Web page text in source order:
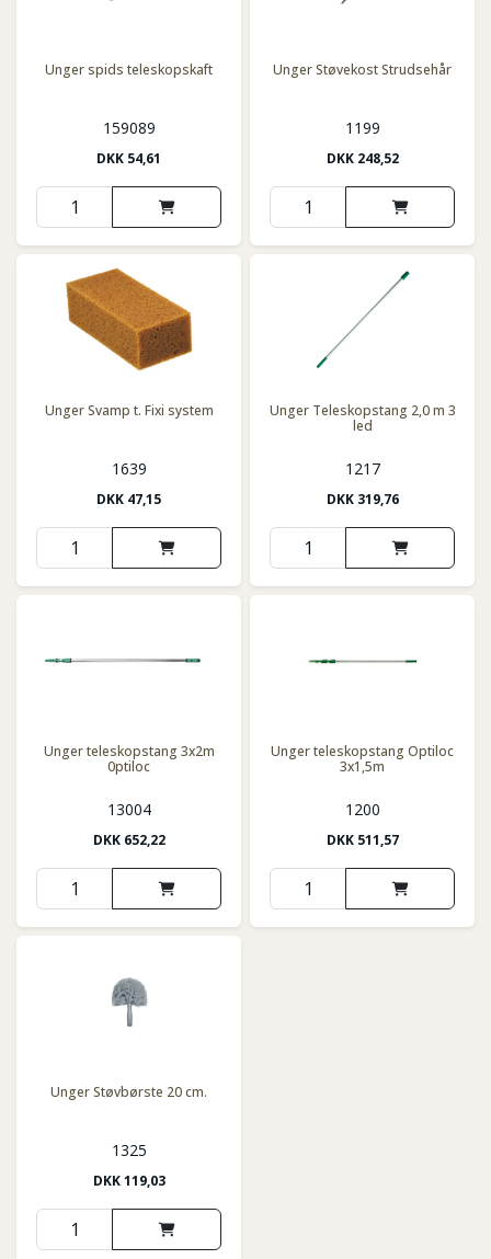
Unger spids teleskopskaft
159089
DKK 54,61
Unger Støvekost Strudsehår
1199
DKK 248,52
Unger Svamp t. Fixi system
1639
DKK 47,15
Unger Teleskopstang 2,0 m 3
led
1217
DKK 319,76
Unger teleskopstang 3x2m
0ptiloc
13004
DKK 652,22
Unger teleskopstang Optiloc
3x1,5m
1200
DKK 511,57
Unger Støvbørste 20 cm.
1325
DKK119,03